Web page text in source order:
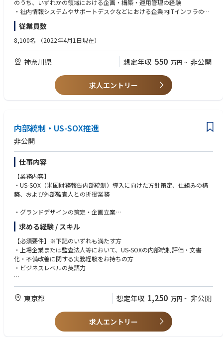
※中長期的には、ソニーグループ各社の情報システム関連部署への異動も
視野に幅広いキャリア形成が可能です
※本求人はジェネラル・エンプロイメント・コントラクト社員での採用と
なるため
将来的に別の職務領域や技術領域に異動の可能性がございます。
合わせて、全国の支社、工場、営業所への転勤可能性がございます。
■部門からのメッセージ
役割を担っています。
近年は業務拡大に比例して拡がるシステム化要求に対して、常に新たなソ
リューションを検討し対応する必要があります。
私たちは各業務領域のプロセスを理解し課題の整理・特定から技術的な対
策立案から構築運用まで一貫した取り組みを行い事業貢献をしています。
いままでの経験を生かしつつ、新たな経験を積んでいただける職場です。
②エンドポイントインフラ担当
①【インフラ/サーバ基盤担当】
●社内向けのデータセンター設置のオンプレ共通仮想サーバ環境とファイ
ルサーバの企画・導入/構築・運用業務
・サーバのネットワーク接続部分はグループ内の他組織と連携して構築・
- 共通仮想サーバ環境と、それ以外の部署個別所有サーバを含む社内サ
ーバのOSバージョンアップや脆弱性対応の全体状況の確認およびフォロー
アップの実施
- サーバ機器やサーバ利用アプリケーションの棚卸実施推進
・業務効率化対応
- ソニーグループで利用可能なクラウドサービスの情報を整理し、社内
ユーザが適切なサービスを選択できる環境の構築
●PCを中心としたクライアントエンドポイント環境（PC、仮想デスクト
ップ、クラウドデスクトップなど）の企画・構築・管理およびPCサポート
デスクの運用管理
・クライアントPCやクラウドデスクトップ環境の評価検証・選定などをグ
ループ内の他組織と連携して実施
・クライアントの年間・中期での調達・展開計画の立案および実行
・PCサポートデスクの運用管理
・社内クライアントエンドポイントの管理
- OSバージョンアップや脆弱性対応の全体状況の確認およびフォローア
- エンドポイント機器の棚卸実施推進
・管理システムの企画・開発・保守
- サポートデスク問い合わせおよび資産管理などを行う管理システムの
のうち、いずれかの領域における企画・構築・運用管理の経験
・社内情報システムやサポートデスクなどにおける企業内ITインフラの企
画・運用管理の経験
■歓迎
験
・RPA、Chatbot、生成AIを用いた業務効率化対応経験
・規模を問わずITインフラ構築のプロジェクト参画経験
・インフラ運用管理の自動化対応経験
・海外赴任経験もしくは英語によるコミュニケーションが出来る
・仮想デスクトップ環境(VDI)やクラウドデスクトップ環境の構築・運用経
験
従業員数
8,100名 （2022年4月1日現在）
神奈川県 想定年収 550 万円 ~ 非公開
求人エントリー
内部統制・US-SOX推進
非公開
仕事内容
【業務内容】
・US-SOX（米国財務報告内部統制）導入に向けた方針策定、仕組みの構
築、および外部監査人との折衝業務
・グランドデザインの策定・企画立案
・業務プロセスの可視化と指導・統括
・評価の実施とガバナンスの再構築
・外部監査人との折衝
求める経験 / スキル
【必須要件】※下記のいずれも満たす方
・上場企業または監査法人等において、US-SOXの内部統制評価・文書
化・不備改善に関する実務経験をお持ちの方
・ビジネスレベルの英語力
【歓迎要件】
・IPO（新規公開株）準備企業、または上場企業での内部統制の立ち上
げ・再構築を主導した経験をお持ちの方
・日商簿記検定2級以上、公認内部監査人（CIA）、米国公認会計士（USC
PA）、内部統制実務士などの資格をお持ちの方
東京都 想定年収 1,250 万円 ~ 非公開
求人エントリー